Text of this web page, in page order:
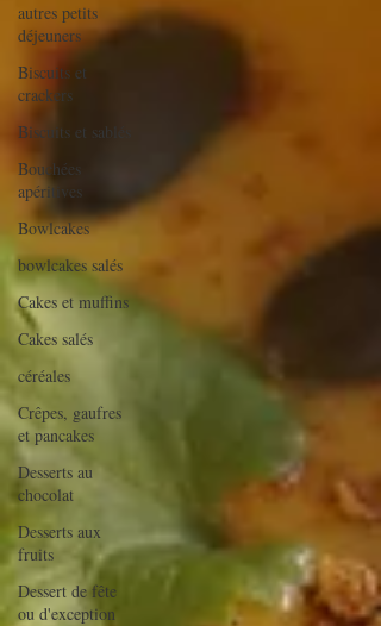
autres petits
déjeuners
Biscuits et
crackers
Biscuits et sablés
Bouchées
apéritives
Bowlcakes
bowlcakes salés
Cakes et muffins
Cakes salés
céréales
Crêpes, gaufres
et pancakes
Desserts au
chocolat
Desserts aux
fruits
Dessert de fête
ou d'exception